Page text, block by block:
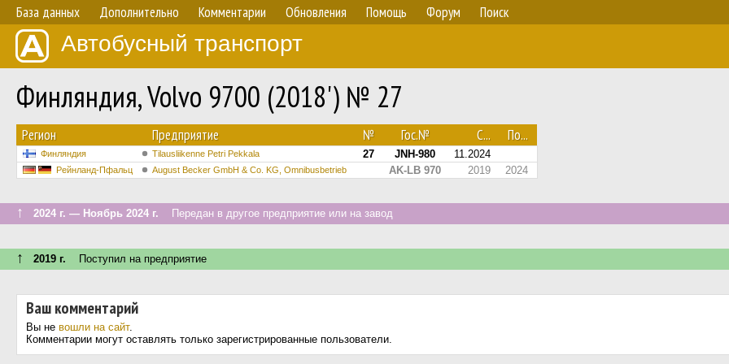
База данных Дополнительно Комментарии Обновления Помощь Форум Поиск
Автобусный транспорт
Финляндия, Volvo 9700 (2018') № 27
Регион Предприятие № Гос.№ С... По...
Финляндия Tilausliikenne Petri Pekkala 27 JNH-980 11.2024
Рейнланд-Пфальц August Becker GmbH & Co. KG, Omnibusbetrieb AK-LB 970 2019 2024
↑ 2024 г. — Ноябрь 2024 г. Передан в другое предприятие или на завод
↑ 2019 г. Поступил на предприятие
Ваш комментарий
Вы не вошли на сайт.
Комментарии могут оставлять только зарегистрированные пользователи.